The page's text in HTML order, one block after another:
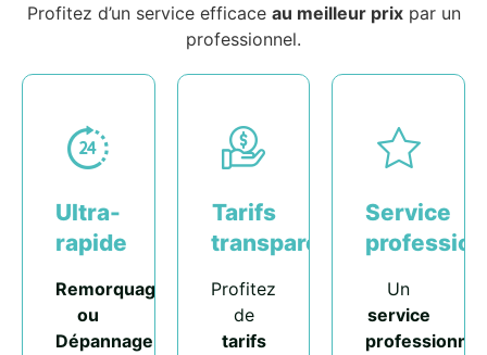
Profitez d’un service efficace au meilleur prixpar un
professionnel.
Ultra-
rapide
Remorquage
ou
Dépannage
Tarifs
transparents
Profitez
de
tarifs
Service
Un
service
professionnel